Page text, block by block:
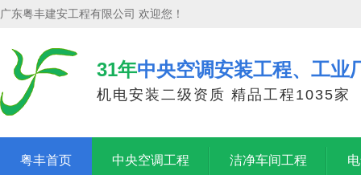
广东粤丰建安工程有限公司 欢迎您！
31年中央空调安装工程、工业
机电安装二级资质 精品工程1035家
粤丰首页 中央空调工程 洁净车间工程